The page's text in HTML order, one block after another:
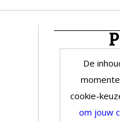
De
cookie-
om jouw